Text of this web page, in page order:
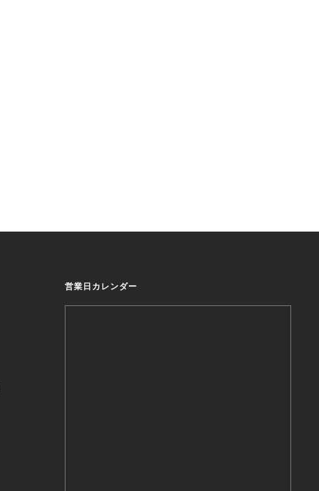
営業日カレンダー